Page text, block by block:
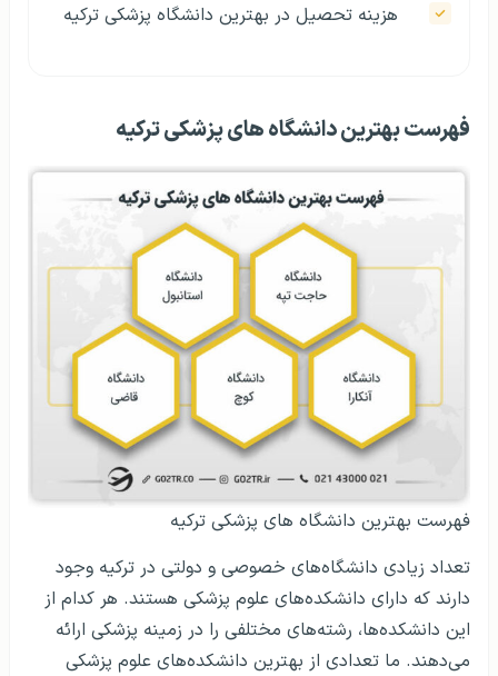
هزینه تحصیل در بهترین دانشگاه پزشکی ترکیه
فهرست بهترین دانشگاه های پزشکی ترکیه
فهرست بهترین دانشگاه های پزشکی ترکیه
تعداد زیادی دانشگاه‌های خصوصی و دولتی در ترکیه وجود
دارند که دارای دانشکده‌های علوم پزشکی هستند. هر کدام از
این دانشکده‌ها، رشته‌های مختلفی را در زمینه پزشکی ارائه
می‌دهند. ما تعدادی از بهترین دانشکده‌های علوم پزشکی